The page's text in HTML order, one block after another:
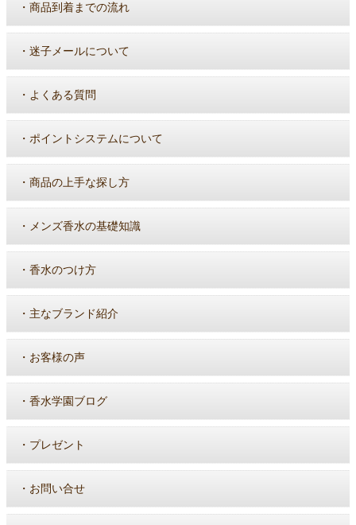
・ 商品到着までの流れ
・ 迷子メールについて
・ よくある質問
・ ポイントシステムについて
・ 商品の上手な探し方
・ メンズ香水の基礎知識
・ 香水のつけ方
・ 主なブランド紹介
・ お客様の声
・ 香水学園ブログ
・ プレゼント
・ お問い合せ